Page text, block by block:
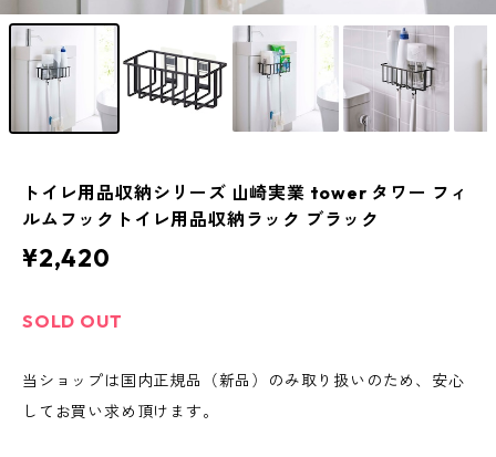
トイレ用品収納シリーズ 山崎実業 tower タワー フィ
ルムフックトイレ用品収納ラック ブラック
¥2,420
SOLD OUT
当ショップは国内正規品（新品）のみ取り扱いのため、安心
してお買い求め頂けます。